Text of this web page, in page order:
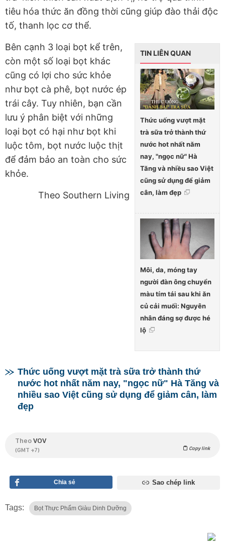
tiêu hóa thức ăn đồng thời cũng giúp đào thải độc
tố, thanh lọc cơ thể.
TIN LIÊN QUAN
Thức uống vượt mặt
trà sữa trở thành thứ
nước hot nhất năm
nay, "ngọc nữ" Hà
Tăng và nhiều sao Việt
cũng sử dụng để giảm
cân, làm đẹp
Môi, da, móng tay
người đàn ông chuyển
màu tím tái sau khi ăn
củ cải muối: Nguyên
nhân đáng sợ được hé
lộ
Bên cạnh 3 loại bọt kể trên,
còn một số loại bọt khác
cũng có lợi cho sức khỏe
như bọt cà phê, bọt nước ép
trái cây. Tuy nhiên, bạn cần
lưu ý phân biệt với những
loại bọt có hại như bọt khi
luộc tôm, bọt nước luộc thịt
để đảm bảo an toàn cho sức
khỏe.
Theo Southern Living
Thức uống vượt mặt trà sữa trở thành thứ
nước hot nhất năm nay, "ngọc nữ" Hà Tăng và
nhiều sao Việt cũng sử dụng để giảm cân, làm
đẹp
TheoVOV
(GMT +7) Copy link
Chia sẻ Sao chép link
Tags: Bọt Thực Phẩm Giàu Dinh Dưỡng